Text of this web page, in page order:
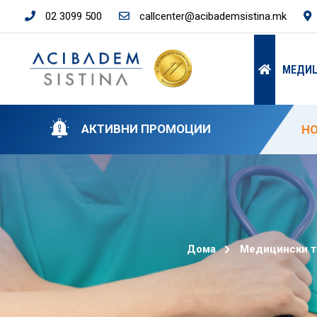
02 3099 500 callcenter@acibademsistina.mk
АКТИВНИ ПРОМОЦИИ
Дома Медицински